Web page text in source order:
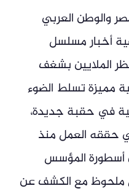
والوطن العربي
أخبار مسلسل
حيث ينتظر الملايين بشغف
مميزة تسلط الضوء
في حقبة جديدة،
حققه العمل منذ
المؤسس
ملحوظ مع الكشف عن